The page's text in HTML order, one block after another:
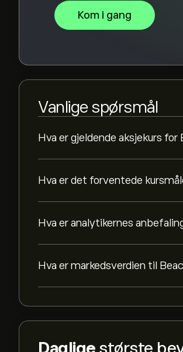
Kom i gang
Vanlige spørsmål
Hva er gjeldende aksjekurs
Hva er det forventede
Hva er analytikernes
Hva er markedsverdien til
Daglige største